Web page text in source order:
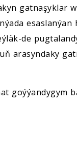
gatnaşyklar
de
arasyndaky
goýýandygym